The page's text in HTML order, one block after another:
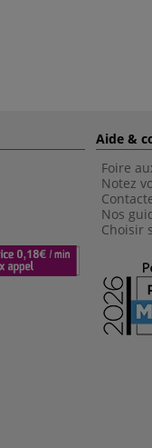
Aide &
Foire
Notez
Nos
Choisir